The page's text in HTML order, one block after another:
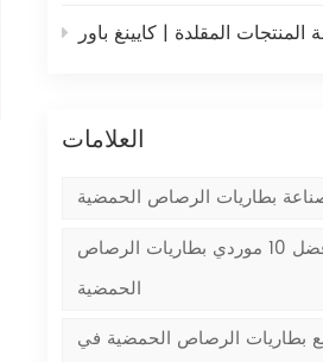
ومكافحة المنتجات المقلدة | كايينغ باور
العلامات
بطاريات الرصاص الحمضية
أفضل 10 موردي بطاريات الرصاص
الحمضية
بطاريات الرصاص الحمضية في